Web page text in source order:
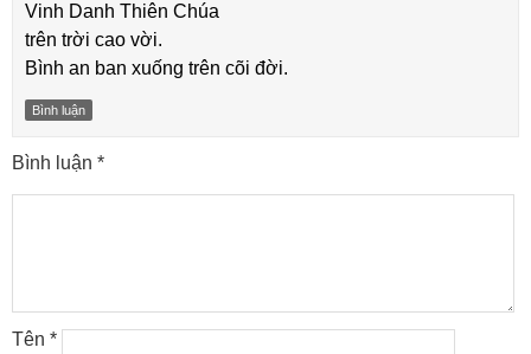
Vinh Danh Thiên Chúa
trên trời cao vời.
Bình an ban xuống trên cõi đời.
Bình luận
Bình luận *
Tên *